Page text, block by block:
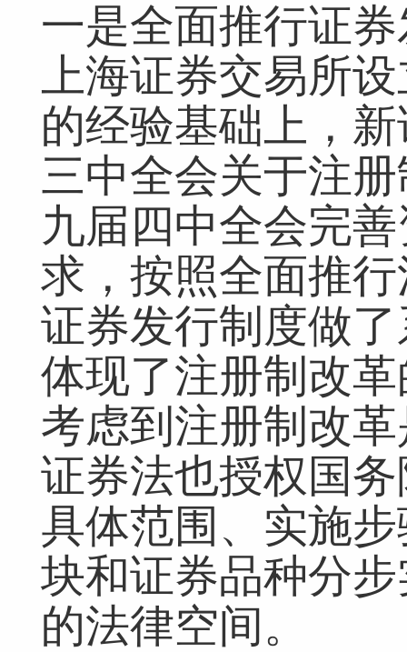
一是全面推行证
上海证券交易所
的经验基础上，
三中全会关于注
九届四中全会完
求，按照全面推
证券发行制度做
体现了注册制改
考虑到注册制改
证券法也授权国
具体范围、实施
块和证券品种分
的法律空间。